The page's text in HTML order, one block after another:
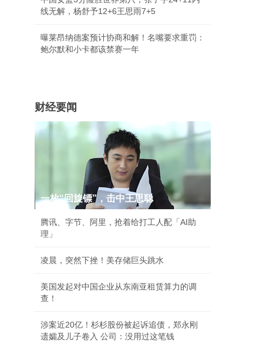
线无解，杨舒予12+6王思雨7+5
曝莱昂纳德案预计协商和解！名嘴要求重罚：
鲍尔默和小卡都该禁赛一年
财经要闻
一枚“回旋镖”，击中王思聪
腾讯、字节、阿里，抢着给打工人配「AI助
理」
凌晨，突然下挫！美存储巨头跳水
美国发起对中国企业从东南亚租赁算力的调
查！
涉案近20亿！杉杉股份被起诉追债，郑永刚
遗孀及儿子卷入 公司：没用过这笔钱